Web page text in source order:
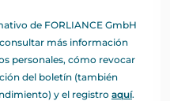
de FORLIANCE GmbH
más información
personales, cómo revocar
del boletín (también
y el registro aquí.